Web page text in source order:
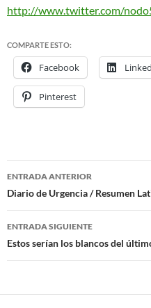
http://www.twitter.com/
COMPARTE ESTO:
Facebook
Pinterest
Navegación
de
entradas
ENTRADA ANTERIOR
Diario de Urgencia / Resumen
ENTRADA SIGUIENTE
Estos serían los blancos del